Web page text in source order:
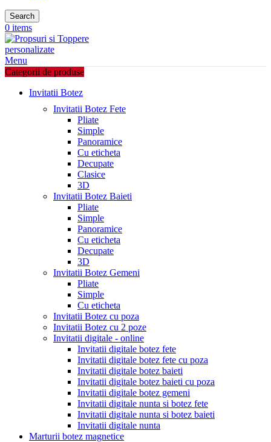
Search
0 items
Menu
Categorii de produse
Invitatii Botez
Invitatii Botez Fete
Pliate
Simple
Panoramice
Cu eticheta
Decupate
Clasice
3D
Invitatii Botez Baieti
Pliate
Simple
Panoramice
Cu eticheta
Decupate
3D
Invitatii Botez Gemeni
Pliate
Simple
Cu eticheta
Invitatii Botez cu poza
Invitatii Botez cu 2 poze
Invitatii digitale - online
Invitatii digitale botez fete
Invitatii digitale botez fete cu poza
Invitatii digitale botez baieti
Invitatii digitale botez baieti cu poza
Invitatii digitale botez gemeni
Invitatii digitale nunta si botez fete
Invitatii digitale nunta si botez baieti
Invitatii digitale nunta
Marturii botez magnetice